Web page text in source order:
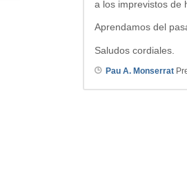
a los imprevistos de
Aprendamos del
Saludos cordiales.
Pau A. Monserrat